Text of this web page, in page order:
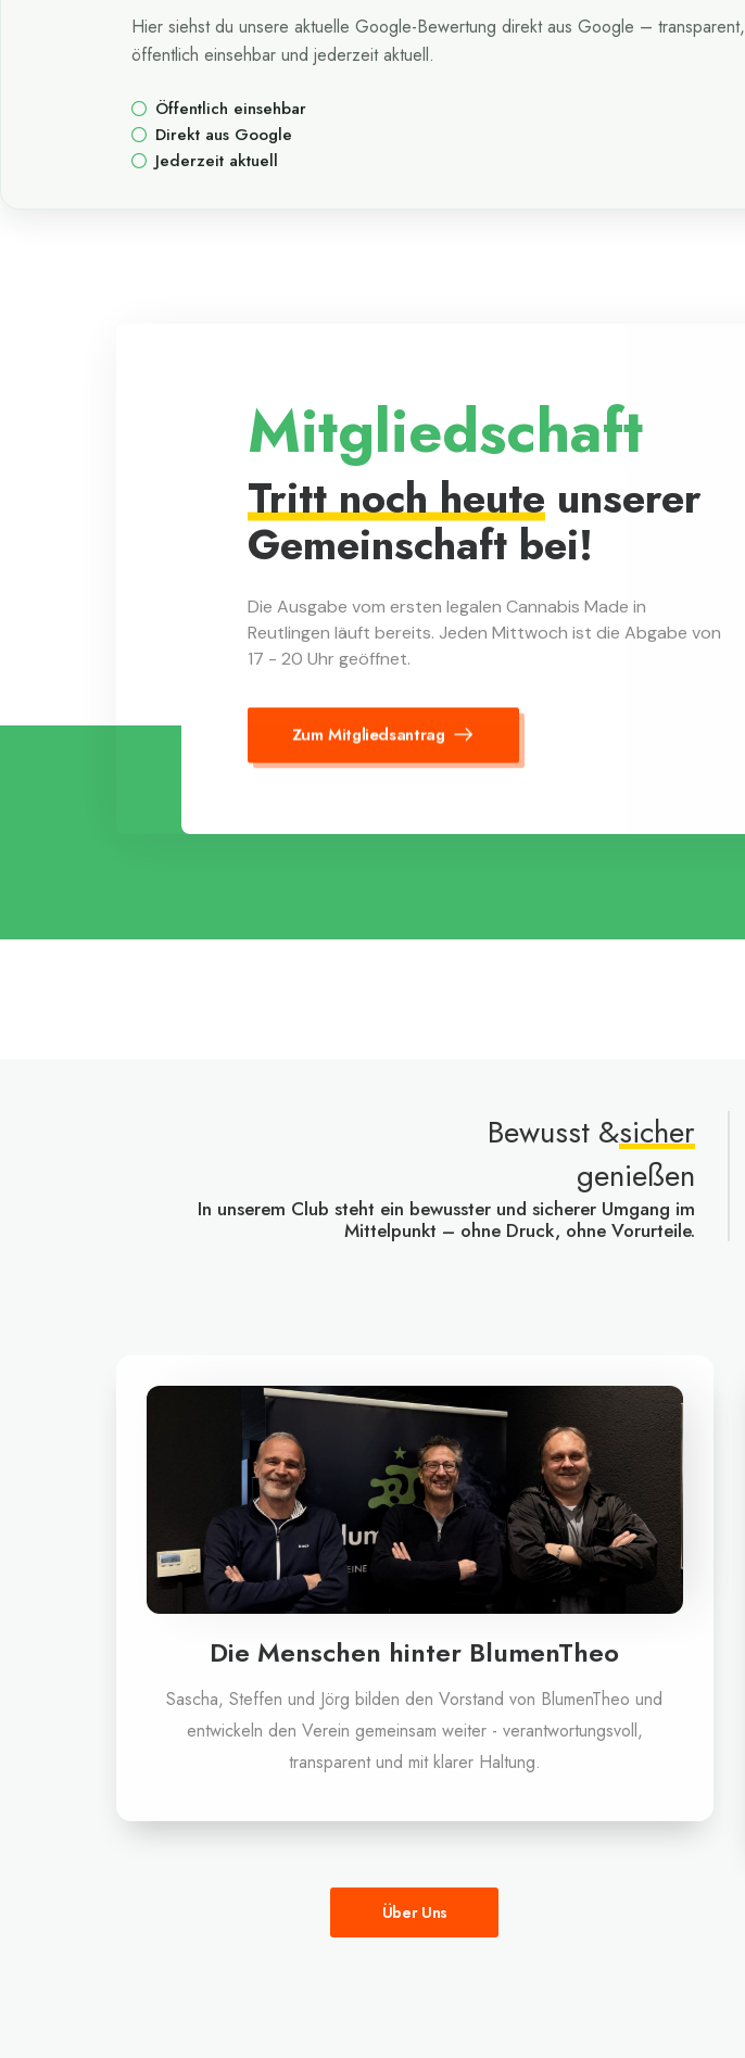
Hier siehst du unsere aktuelle Google-Bewertung direkt aus Google – transparent,
öffentlich einsehbar und jederzeit aktuell.
Öffentlich einsehbar
Direkt aus Google
Jederzeit aktuell
Mitgliedschaft
Tritt noch heuteunserer
Gemeinschaft bei!
Die Ausgabe vom ersten legalen Cannabis Made in
Reutlingen läuft bereits. Jeden Mittwoch ist die Abgabe von
17 - 20 Uhr geöffnet.
Zum Mitgliedsantrag
Bewusst &sicher
genießen
In unserem Club steht ein bewusster und sicherer Umgang im
Mittelpunkt – ohne Druck, ohne Vorurteile.
Die Menschen hinter BlumenTheo
Sascha, Steffen und Jörg bilden den Vorstand von BlumenTheo und
entwickeln den Verein gemeinsam weiter - verantwortungsvoll,
transparent und mit klarer Haltung.
Über Uns